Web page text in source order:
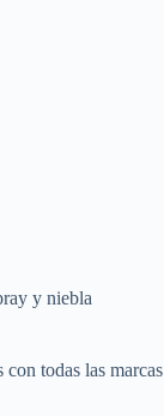
y niebla
todas las marcas